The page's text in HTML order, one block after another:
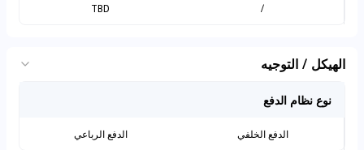
/
TBD
الهيكل / التوجيه
نوع نظام الدفع
الدفع الخلفي الدفع الرباعي